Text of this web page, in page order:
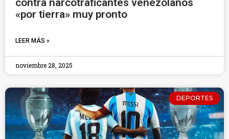
contra narcotraficantes venezolanos
«por tierra» muy pronto
LEER MÁS »
noviembre 28, 2025
DEPORTES